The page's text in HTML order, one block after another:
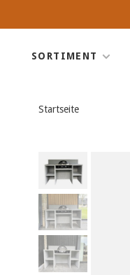
SORTIMENT
Startseite